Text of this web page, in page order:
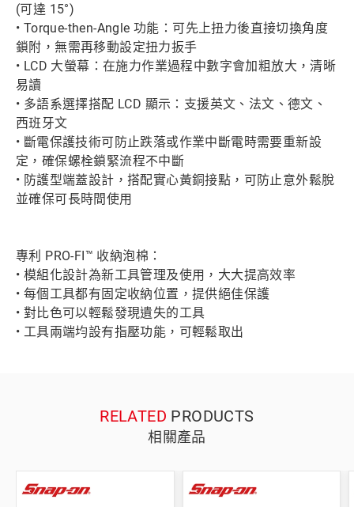
(可達 15°)
• Torque-then-Angle 功能：可先上扭力後直接切換角度
鎖附，無需再移動設定扭力扳手
• LCD 大螢幕：在施力作業過程中數字會加粗放大，清晰
易讀
• 多語系選擇搭配 LCD 顯示：支援英文、法文、德文、
西班牙文
• 斷電保護技術可防止跌落或作業中斷電時需要重新設
定，確保螺栓鎖緊流程不中斷
• 防護型端蓋設計，搭配實心黃銅接點，可防止意外鬆脫
並確保可長時間使用
專利 PRO-FI™ 收納泡棉：
• 模組化設計為新工具管理及使用，大大提高效率
• 每個工具都有固定收納位置，提供絕佳保護
• 對比色可以輕鬆發現遺失的工具
• 工具兩端均設有指壓功能，可輕鬆取出
RELATED PRODUCTS
相關產品